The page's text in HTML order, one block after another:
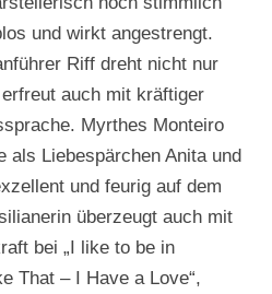
und wirkt angestrengt.
Riff dreht nicht nur
auch mit kräftiger
Myrthes Monteiro
als Liebespärchen Anita und
und feurig auf dem
überzeugt auch mit
bei „I like to be in
That – I Have a Love“,